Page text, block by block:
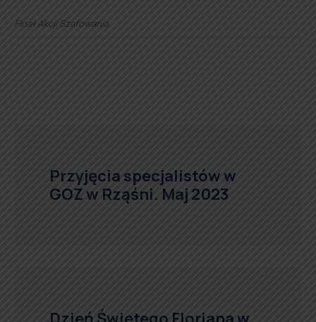
Finał Akcji Szafowania
Przyjęcia specjalistów w
GOZ w Rząśni. Maj 2023